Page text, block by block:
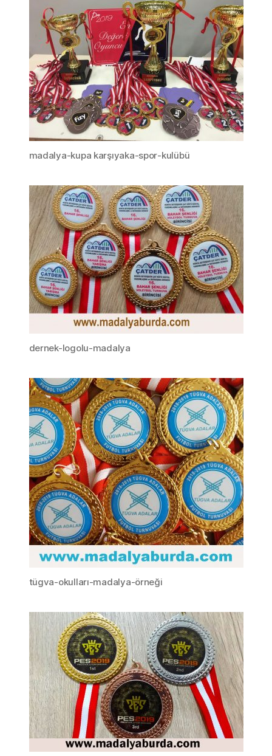
madalya-kupa karşıyaka-spor-kulübü
dernek-logolu-madalya
tügva-okulları-madalya-örneği